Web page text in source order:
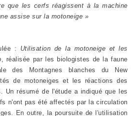
que les cerfs réagissent à la machine
assise sur la motoneige »
: Utilisation de la motoneige et les
, réalisée par les biologistes de la faune
des Montagnes blanches du New
de motoneiges et les réactions des
Un résumé de l'étude a indiqué que les
n'ont pas été affectés par la circulation
En outre, la poursuite de l'utilisation